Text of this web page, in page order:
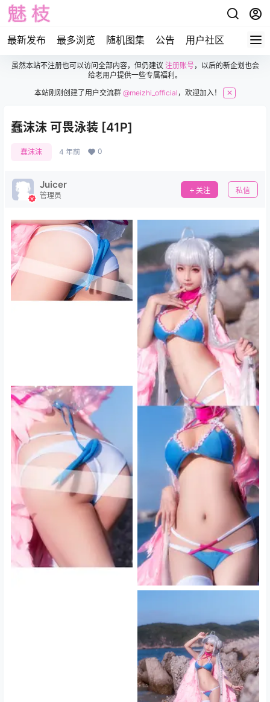
最新发布 最多浏览 随机图集 公告 用户社区
虽然本站不注册也可以访问全部内容，但仍建议 注册账号，以后的新企划也会
给老用户提供一些专属福利。
本站刚刚创建了用户交流群@meizhi_official ，欢迎加入！ ✕
蠢沫沫 可畏泳装 [41P]
蠢沫沫 4 年前 0
Juicer
管理员
关注 私信